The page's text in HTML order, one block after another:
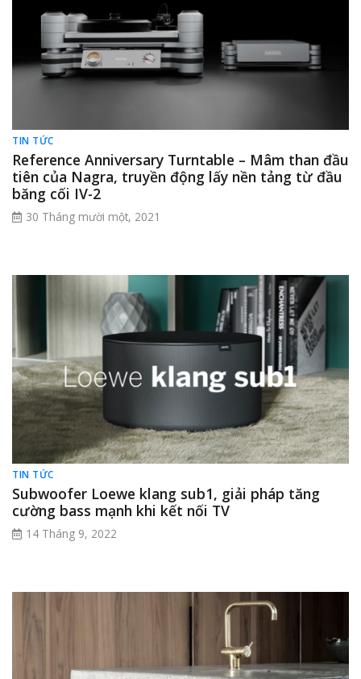
TIN TỨC
Reference Anniversary Turntable – Mâm than đầu
tiên của Nagra, truyền động lấy nền tảng từ đầu
băng cối IV-2
30 Tháng mười một, 2021
TIN TỨC
Subwoofer Loewe klang sub1, giải pháp tăng
cường bass mạnh khi kết nối TV
14 Tháng 9, 2022